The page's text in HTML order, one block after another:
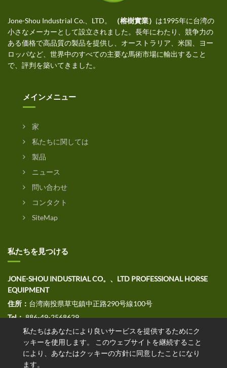
私たちはあなたにより良いサービスを提供するためにク
ッキーを使用します。 このウェブサイトを継続すること
により、あなたはクッキーの方針に同意したことになり
ます。
Jone-Shou Industrial Co.、LTD。 （榕樹實業） は1995年に台湾の
小さなメーカーとして設立されました。長年にわたり、競争力の
ある価格で高品質の製品を提供し、オーストラリア、米国、ヨー
ロッパなど、世界中のすべての主要な馬術市場に輸出すること
で、評判を築いてきました。
メインメニュー
家
私たちに関しては
製品
ニュース
問い合わせ
コンタクト
SiteMap
私たちを見つける
JONE-SHOU INDUSTRIAL CO。、LTD PROFESSIONAL HORSE
EQUIPMENT
住所： 台湾南投県草屯鎮中正路290号線100号
Tel：886-49-2568629
ファックス：886-49-2568691
メール：jssales@jone-shou.com